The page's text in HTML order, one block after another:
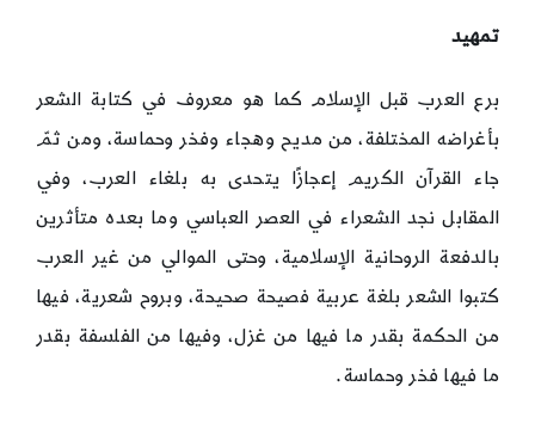
تمهيد
برع العرب قبل الإسلام كما هو معروف في كتابة الشعر
بأغراضه المختلفة، من مديح وهجاء وفخر وحماسة، ومن ثمّ
جاء القرآن الكريم إعجازًا يتحدى به بلغاء العرب، وفي
المقابل نجد الشعراء في العصر العباسي وما بعده متأثرين
بالدفعة الروحانية الإسلامية، وحتى الموالي من غير العرب
كتبوا الشعر بلغة عربية فصيحة صحيحة، وبروح شعرية، فيها
من الحكمة بقدر ما فيها من غزل، وفيها من الفلسفة بقدر
ما فيها فخر وحماسة.